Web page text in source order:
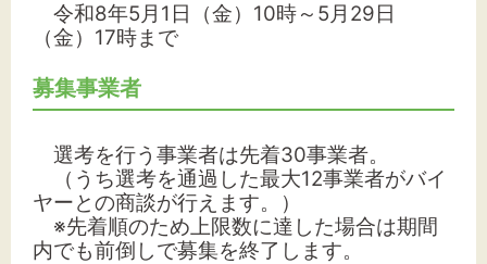
令和8年5月1日（金）10時～5月29日
（金）17時まで
募集事業者
選考を行う事業者は先着30事業者。
（うち選考を通過した最大12事業者がバイ
ヤーとの商談が行えます。）
※先着順のため上限数に達した場合は期間
内でも前倒しで募集を終了します。